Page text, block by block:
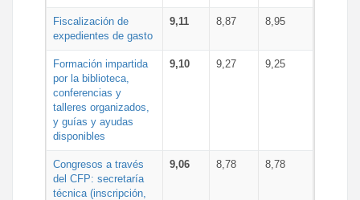
Fiscalización de
expedientes de gasto
9,11 8,87 8,95
Formación impartida
por la biblioteca,
conferencias y
talleres organizados,
y guías y ayudas
disponibles
9,10 9,27 9,25
Congresos a través
del CFP: secretaría
técnica (inscripción,
9,06 8,78 8,78